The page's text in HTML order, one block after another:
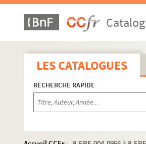
LES CATALOGUES
RECHERCHE RAPIDE